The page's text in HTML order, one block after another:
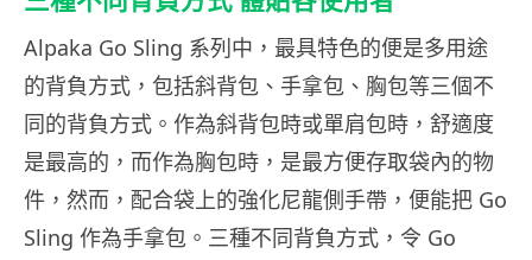
Alpaka Go Sling 系列中，最具特色的便是多用途
的背負方式，包括斜背包、手拿包、胸包等三個不
同的背負方式。作為斜背包時或單肩包時，舒適度
是最高的，而作為胸包時，是最方便存取袋內的物
件，然而，配合袋上的強化尼龍側手帶，便能把 Go
Sling 作為手拿包。三種不同背負方式，令 Go